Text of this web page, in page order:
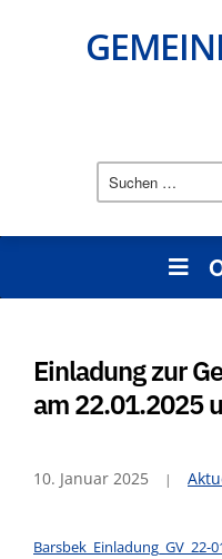
Einladung zur
am 22.01.2025
10. Januar 2025
Barsbek_Einladung_GV_22-